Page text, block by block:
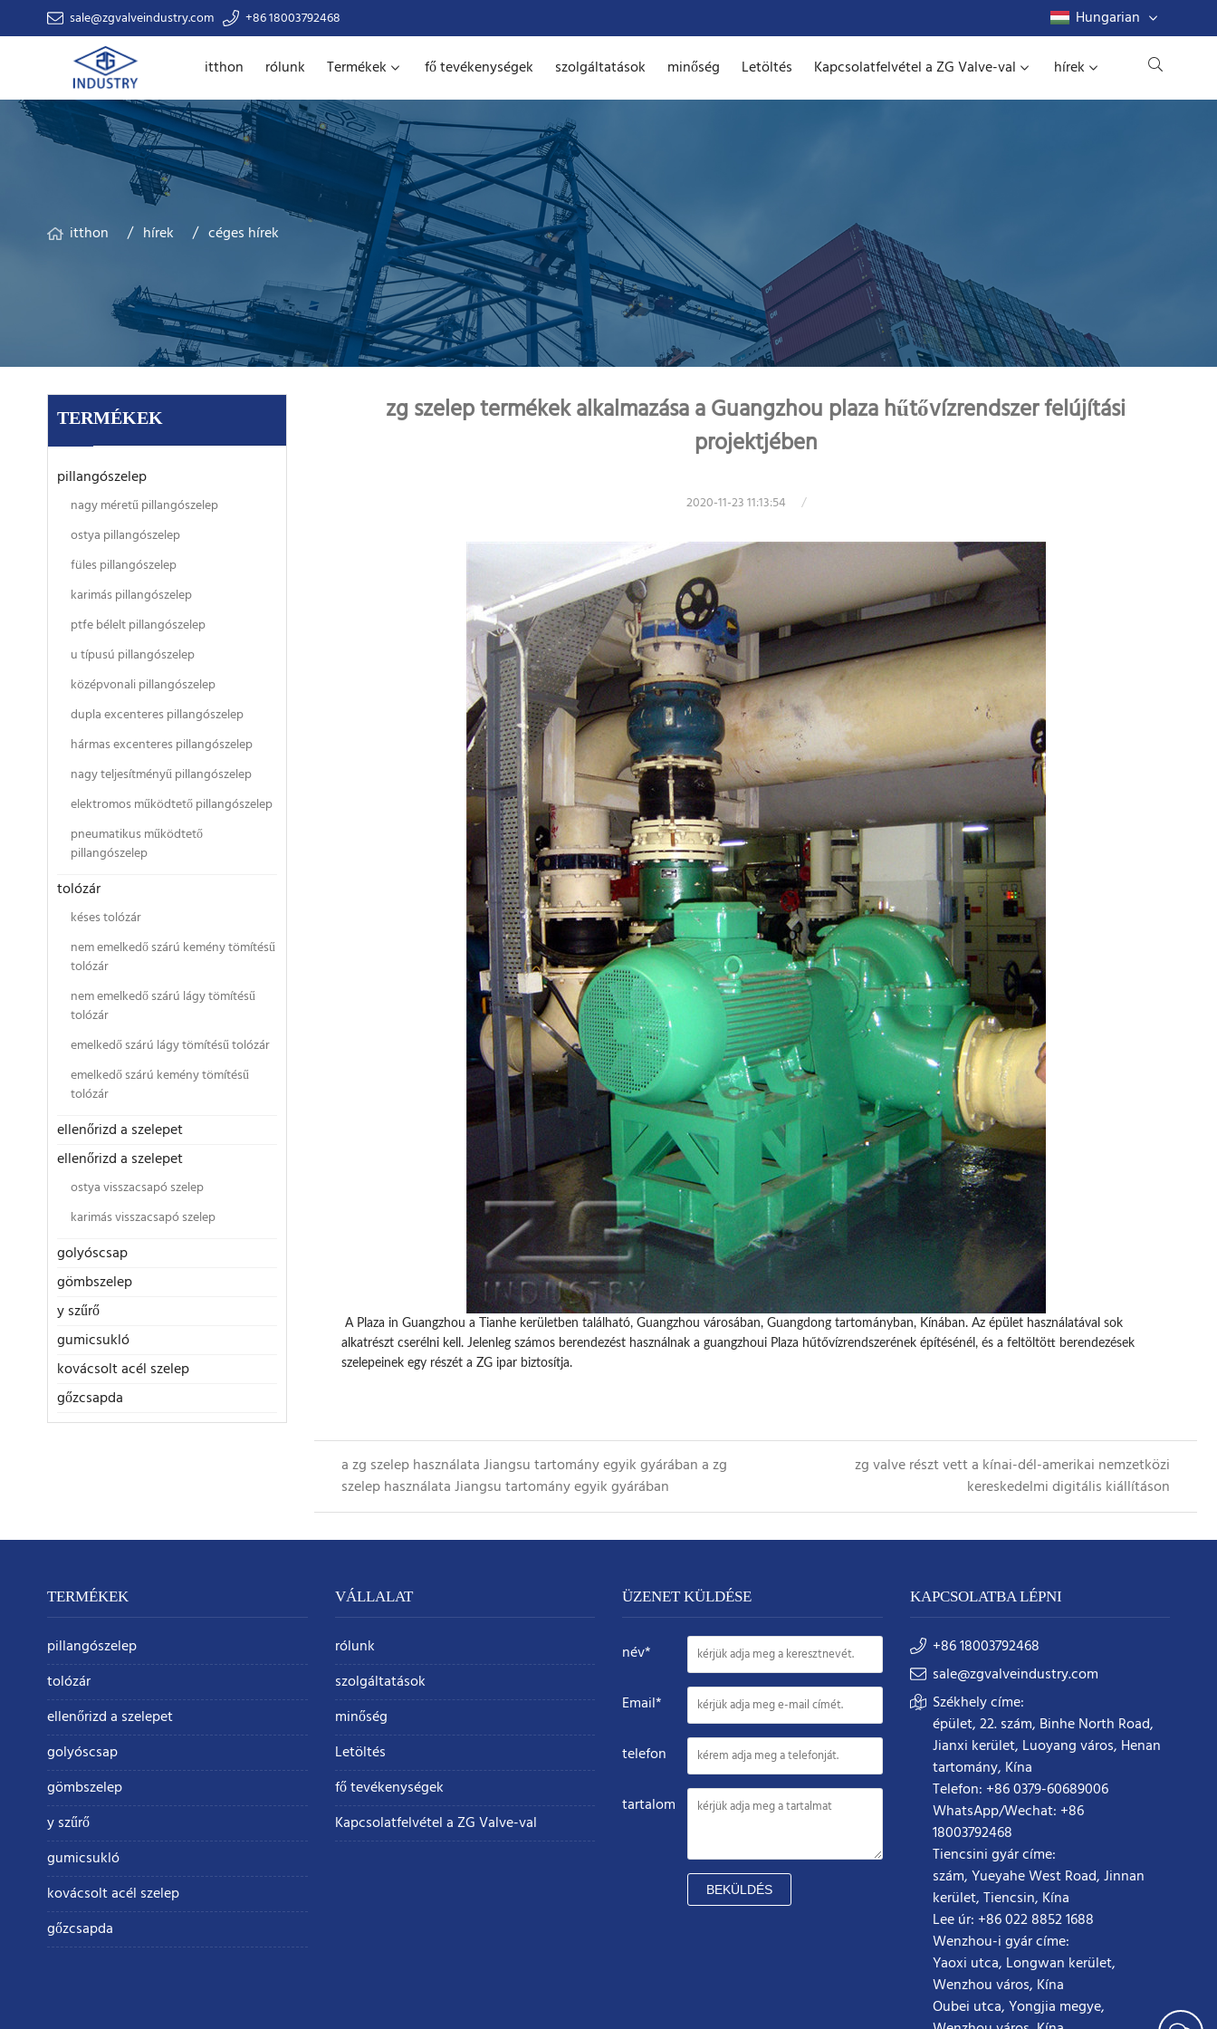
sale@zgvalveindustry.com +86 18003792468 Hungarian
itthon rólunk Termékek fő tevékenységek szolgáltatások minőség Letöltés Kapcsolatfelvétel a ZG Valve-val hírek
itthon hírek céges hírek
TERMÉKEK
pillangószelep
nagy méretű pillangószelep
ostya pillangószelep
füles pillangószelep
karimás pillangószelep
ptfe bélelt pillangószelep
u típusú pillangószelep
középvonali pillangószelep
dupla excenteres pillangószelep
hármas excenteres pillangószelep
nagy teljesítményű pillangószelep
elektromos működtető pillangószelep
pneumatikus működtető
pillangószelep
tolózár
késes tolózár
nem emelkedő szárú kemény tömítésű
tolózár
nem emelkedő szárú lágy tömítésű
tolózár
emelkedő szárú lágy tömítésű tolózár
emelkedő szárú kemény tömítésű
tolózár
ellenőrizd a szelepet
ellenőrizd a szelepet
ostya visszacsapó szelep
karimás visszacsapó szelep
golyóscsap
gömbszelep
y szűrő
gumicsukló
kovácsolt acél szelep
gőzcsapda
zg szelep termékek alkalmazása a Guangzhou plaza hűtővízrendszer felújítási
projektjében
2020-11-23 11:13:54
A Plaza in Guangzhou a Tianhe kerületben található, Guangzhou városában, Guangdong tartományban, Kínában. Az épület használatával sok
alkatrészt cserélni kell. Jelenleg számos berendezést használnak a guangzhoui Plaza hűtővízrendszerének építésénél, és a feltöltött berendezések
szelepeinek egy részét a ZG ipar biztosítja.
a zg szelep használata Jiangsu tartomány egyik gyárábana zg
szelep használata Jiangsu tartomány egyik gyárában
zg valve részt vett a kínai-dél-amerikai nemzetközi
kereskedelmi digitális kiállításon
TERMÉKEK
pillangószelep
tolózár
ellenőrizd a szelepet
golyóscsap
gömbszelep
y szűrő
gumicsukló
kovácsolt acél szelep
gőzcsapda
VÁLLALAT
rólunk
szolgáltatások
minőség
Letöltés
fő tevékenységek
Kapcsolatfelvétel a ZG Valve-val
ÜZENET KÜLDÉSE
név*
Email*
telefon
tartalom
BEKÜLDÉS
KAPCSOLATBA LÉPNI
+86 18003792468
sale@zgvalveindustry.com
Székhely címe:
épület, 22. szám, Binhe North Road,
Jianxi kerület, Luoyang város, Henan
tartomány, Kína
Telefon: +86 0379-60689006
WhatsApp/Wechat: +86
18003792468
Tiencsini gyár címe:
szám, Yueyahe West Road, Jinnan
kerület, Tiencsin, Kína
Lee úr: +86 022 8852 1688
Wenzhou-i gyár címe:
Yaoxi utca, Longwan kerület,
Wenzhou város, Kína
Oubei utca, Yongjia megye,